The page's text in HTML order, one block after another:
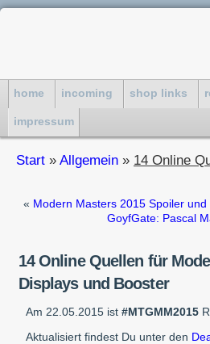
home incoming shop links
impressum
Start » Allgemein » 14 Online
« Modern Masters 2015 Spoiler und
GoyfGate: Pascal
14 Online Quellen für
Displays und Booster
Am 22.05.2015 ist #MTGMM2015
Aktualisiert findest Du unter den